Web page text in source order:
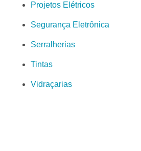
Projetos Elétricos
Segurança Eletrônica
Serralherias
Tintas
Vidraçarias